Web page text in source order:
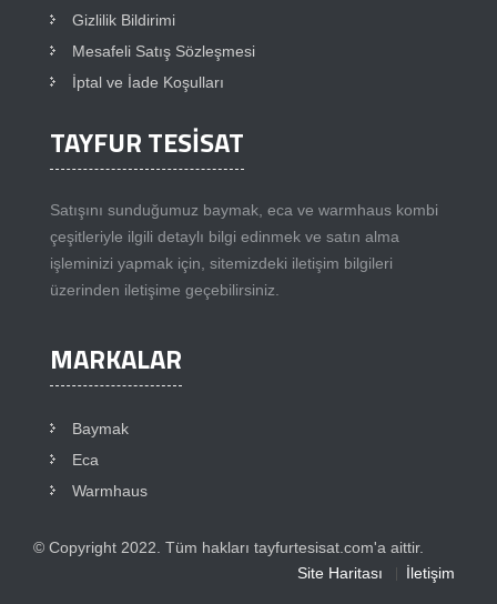
Gizlilik Bildirimi
Mesafeli Satış Sözleşmesi
İptal ve İade Koşulları
TAYFUR TESİSAT
Satışını sunduğumuz baymak, eca ve warmhaus kombi
çeşitleriyle ilgili detaylı bilgi edinmek ve satın alma
işleminizi yapmak için, sitemizdeki iletişim bilgileri
üzerinden iletişime geçebilirsiniz.
MARKALAR
Baymak
Eca
Warmhaus
© Copyright 2022. Tüm hakları tayfurtesisat.com'a aittir.
Site Haritası
İletişim